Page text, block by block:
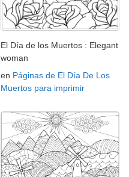
El Día de los Muertos : Elegant
woman
en Páginas de El Día De Los
Muertos para imprimir